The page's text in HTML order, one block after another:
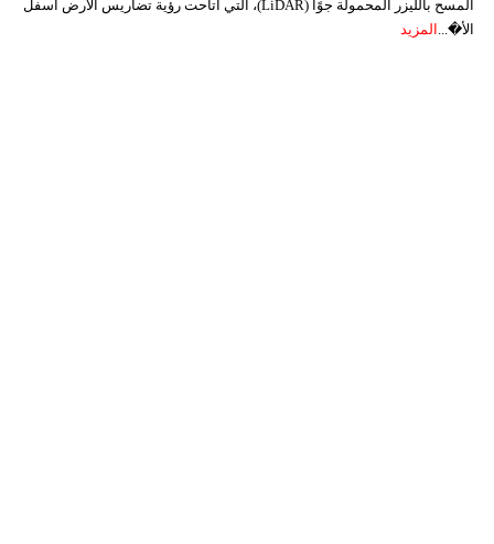
المسح بالليزر المحمولة جوًا (LiDAR)، التي أتاحت رؤية تضاريس الأرض أسفل
الأ�... المزيد